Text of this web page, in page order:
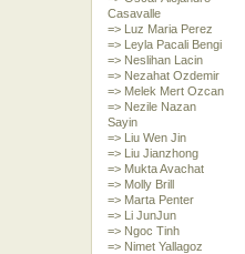
Casavalle
=> Luz Maria Perez
=> Leyla Pacali Bengi
=> Neslihan Lacin
=> Nezahat Ozdemir
=> Melek Mert Ozcan
=> Nezile Nazan
Sayin
=> Liu Wen Jin
=> Liu Jianzhong
=> Mukta Avachat
=> Molly Brill
=> Marta Penter
=> Li JunJun
=> Ngoc Tinh
=> Nimet Yallagoz